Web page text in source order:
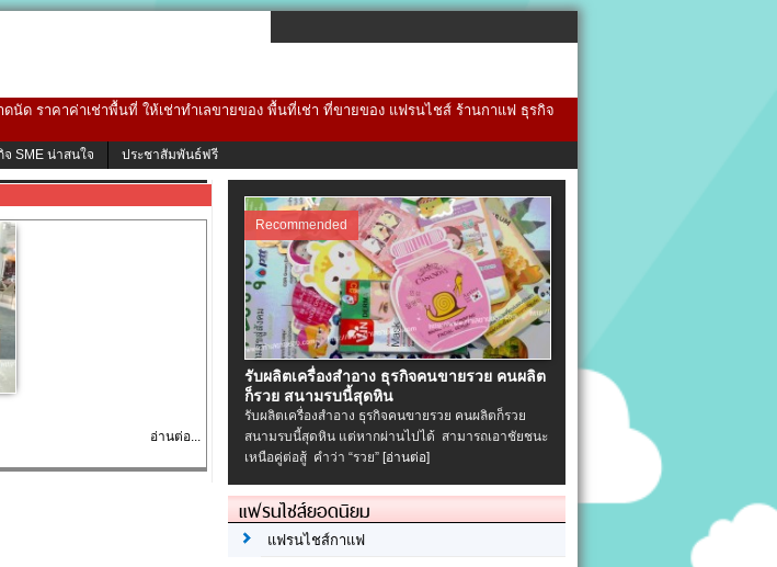
ด ราคาค่าเช่าพื้นที่ ให้เช่าทำเลขายของ พื้นที่เช่า ที่ขายของ แฟรนไชส์ ร้านกาแฟ ธุรกิจ
จ SME น่าสนใจ ประชาสัมพันธ์ฟรี
อ่านต่อ...
Recommended
รับผลิตเครื่องสําอาง ธุรกิจคนขายรวย คนผลิต
ก็รวย สนามรบนี้สุดหิน
รับผลิตเครื่องสําอาง ธุรกิจคนขายรวย คนผลิตก็รวย
สนามรบนี้สุดหิน แต่หากผ่านไปได้ สามารถเอาชัยชนะ
เหนือคู่ต่อสู้ คำว่า “รวย” [อ่านต่อ]
แฟรนไชส์ยอดนิยม
แฟรนไชส์กาแฟ